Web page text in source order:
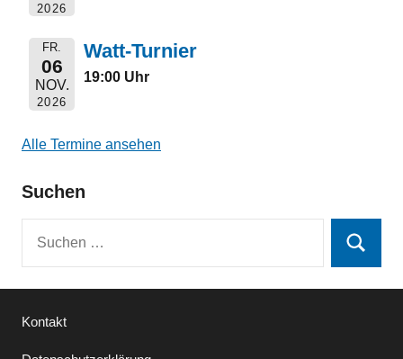
2026
FR.
06
NOV.
2026
Watt-Turnier
19:00 Uhr
Alle Termine ansehen
Suchen
Suchen
Kontakt